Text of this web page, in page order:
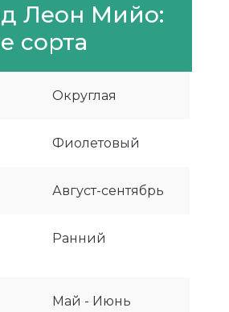
Леон Мийо:
сорта
Округлая
Фиолетовый
Август-сентябрь
Ранний
Май - Июнь